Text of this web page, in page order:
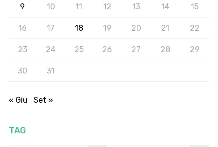
9 10 11 12 13 14 15
16 17 18 19 20 21 22
23 24 25 26 27 28 29
30 31
« Giu Set »
TAG